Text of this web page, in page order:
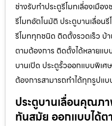
ช่างรับทำประตูรีโมทเลี่องเมือ
รีโมทอัตโนมัติ ประตูบานเลื่อน
รีโมททุกชนิด ติดตั้งรวดเร็ว บ้
ตามต้องการ ติดตั้งได้หลายแบ
บานเปิด ประตูรั้วออกแบบพิเ
ต้องการสามารถทำได้ทุกรูปแบ
ประตูบานเลื่อนคุณภ
ทันสมัย ออกแบบได้ต